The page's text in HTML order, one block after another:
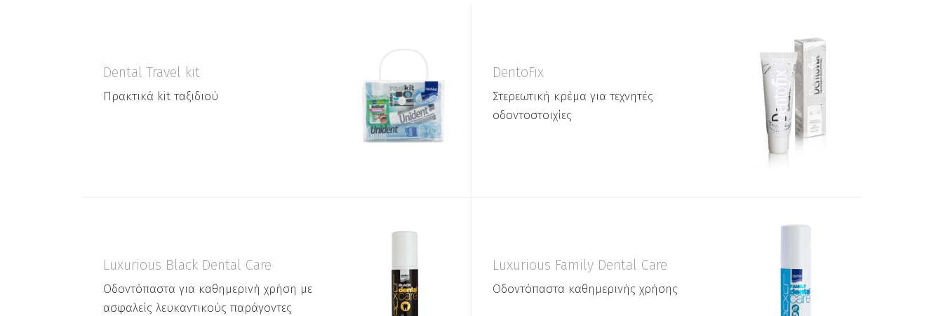
Dental Travel kit
Πρακτικά kit ταξιδιού
DentoFix
Στερεωτική κρέμα για τεχνητές
οδοντοστοιχίες
Luxurious Black Dental Care
Oδοντόπαστα για καθημερινή χρήση με
ασφαλείς λευκαντικούς παράγοντες
Luxurious Family Dental Care
Oδοντόπαστα καθημερινής χρήσης